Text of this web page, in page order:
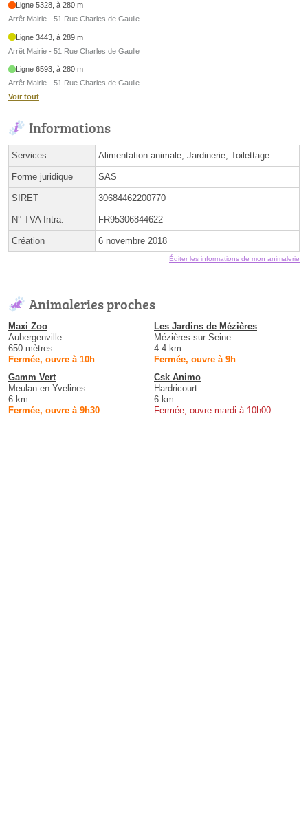
Ligne 5328, à 280 m
Arrêt Mairie - 51 Rue Charles de Gaulle
Ligne 3443, à 289 m
Arrêt Mairie - 51 Rue Charles de Gaulle
Ligne 6593, à 280 m
Arrêt Mairie - 51 Rue Charles de Gaulle
Voir tout
Informations
Services Alimentation animale, Jardinerie, Toilettage
Forme juridique SAS
SIRET 30684462200770
N° TVA Intra. FR95306844622
Création 6 novembre 2018
Éditer les informations de mon animalerie
Animaleries proches
Maxi Zoo
Aubergenville
650 mètres
Fermée, ouvre à 10h
Les Jardins de Mézières
Mézières-sur-Seine
4.4 km
Fermée, ouvre à 9h
Gamm Vert
Meulan-en-Yvelines
6 km
Fermée, ouvre à 9h30
Csk Animo
Hardricourt
6 km
Fermée, ouvre mardi à 10h00